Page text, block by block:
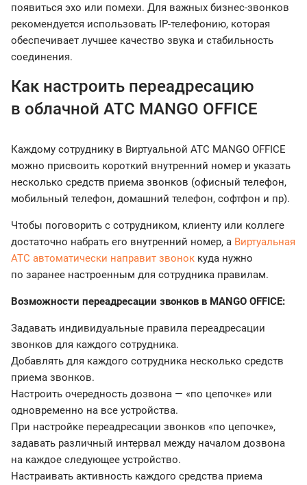
появиться эхо или помехи. Для важных бизнес-звонков
рекомендуется использовать IP-телефонию, которая
обеспечивает лучшее качество звука и стабильность
соединения.
Как настроить переадресацию
в облачной АТС MANGO OFFICE
Каждому сотруднику в Виртуальной АТС MANGO OFFICE
можно присвоить короткий внутренний номер и указать
несколько средств приема звонков (офисный телефон,
мобильный телефон, домашний телефон, софтфон и пр).
Чтобы поговорить с сотрудником, клиенту или коллеге
достаточно набрать его внутренний номер, а Виртуальная
АТС автоматически направит звонок куда нужно
по заранее настроенным для сотрудника правилам.
Возможности переадресации звонков в MANGO OFFICE:
Задавать индивидуальные правила переадресации
звонков для каждого сотрудника.
Добавлять для каждого сотрудника несколько средств
приема звонков.
Настроить очередность дозвона — «по цепочке» или
одновременно на все устройства.
При настройке переадресации звонков «по цепочке»,
задавать различный интервал между началом дозвона
на каждое следующее устройство.
Настраивать активность каждого средства приема